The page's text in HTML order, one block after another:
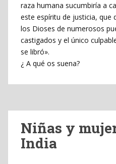
raza humana sucumbiría a
este espíritu de justicia, que
los Dioses de numerosos
castigados y el único
se libró».
¿ A qué os suena?
Niñas y
India